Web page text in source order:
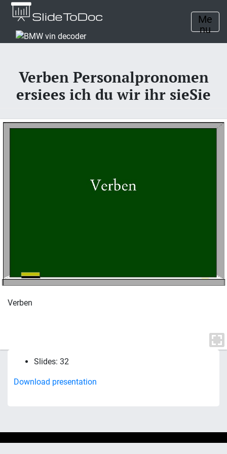
Me
nu
Verben Personalpronomen
ersiees ich du wir ihr sieSie
Verben
Slides: 32
Download presentation